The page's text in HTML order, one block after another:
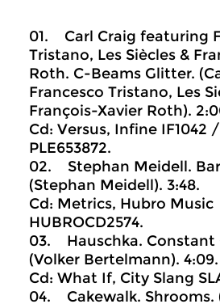
01. Carl Craig featuring
Tristano, Les Siècles &
Roth. C-Beams Glitter.
Francesco Tristano, Les
François-Xavier Roth).
Cd: Versus, Infine IF1042
PLE653872.
02. Stephan Meidell.
(Stephan Meidell). 3:48.
Cd: Metrics, Hubro Music
HUBROCD2574.
03. Hauschka. Constant
(Volker Bertelmann). 4:09.
Cd: What If, City Slang
04. Cakewalk. Shrooms.